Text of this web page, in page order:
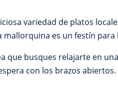
variedad de platos
es un festín para
que busques relajarte en
con los brazos abiertos.